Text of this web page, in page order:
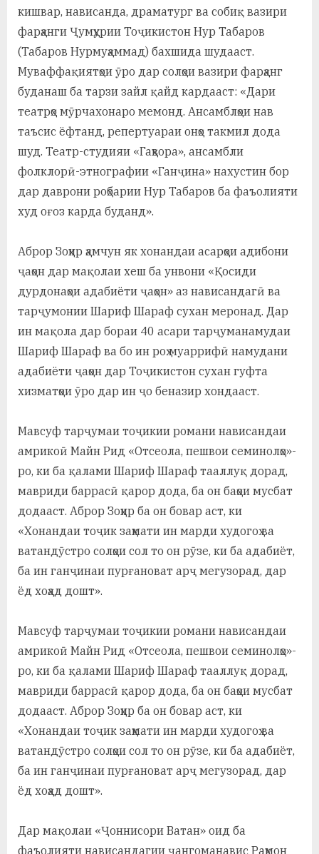
кишвар, нависанда, драматург ва собиқ вазири
фарҳанги Ҷумҳурии Тоҷикистон Нур Табаров
(Табаров Нурмуҳаммад) бахшида шудааст.
Муваффақиятҳои ӯро дар солҳои вазири фарҳанг
буданаш ба тарзи зайл қайд кардааст: «Дари
театрҳо мӯрчахонаро мемонд. Ансамблҳои нав
таъсис ёфтанд, репертуараи онҳо такмил дода
шуд. Театр-студияи «Гаҳвора», ансамбли
фолклорӣ-этнографии «Ганҷина» нахустин бор
дар даврони роҳбарии Нур Табаров ба фаъолияти
худ оғоз карда буданд».
Аброр Зоҳир ҳамчун як хонандаи асарҳои адибони
ҷаҳон дар мақолаи хеш ба унвони «Қосиди
дурдонаҳои адабиёти ҷаҳон» аз нависандагӣ ва
тарҷумонии Шариф Шараф сухан меронад. Дар
ин мақола дар бораи 40 асари тарҷуманамудаи
Шариф Шараф ва бо ин роҳ муаррифӣ намудани
адабиёти ҷаҳон дар Тоҷикистон сухан гуфта
хизматҳои ӯро дар ин ҷо беназир хондааст.
Мавсуф тарҷумаи тоҷикии романи нависандаи
амрикоӣ Майн Рид «Отсеола, пешвои семинолҳо»-
ро, ки ба қалами Шариф Шараф тааллуқ дорад,
мавриди баррасӣ қарор дода, ба он баҳои мусбат
додааст. Аброр Зоҳир ба он бовар аст, ки
«Хонандаи тоҷик заҳмати ин марди худогоҳ ва
ватандӯстро солҳои сол то он рӯзе, ки ба адабиёт,
ба ин ганҷинаи пурғановат арҷ мегузорад, дар
ёд хоҳад дошт».
Мавсуф тарҷумаи тоҷикии романи нависандаи
амрикоӣ Майн Рид «Отсеола, пешвои семинолҳо»-
ро, ки ба қалами Шариф Шараф тааллуқ дорад,
мавриди баррасӣ қарор дода, ба он баҳои мусбат
додааст. Аброр Зоҳир ба он бовар аст, ки
«Хонандаи тоҷик заҳмати ин марди худогоҳ ва
ватандӯстро солҳои сол то он рӯзе, ки ба адабиёт,
ба ин ганҷинаи пурғановат арҷ мегузорад, дар
ёд хоҳад дошт».
Дар мақолаи «Ҷоннисори Ватан» оид ба
фаъолияти нависандагии ҷангоманавис Раҳмон